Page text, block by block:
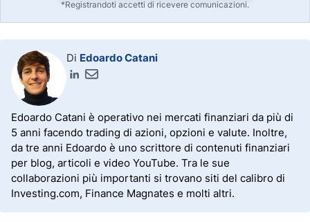
*Registrandoti accetti di ricevere comunicazioni.
Di Edoardo Catani
Edoardo Catani è operativo nei mercati finanziari da più di
5 anni facendo trading di azioni, opzioni e valute. Inoltre,
da tre anni Edoardo è uno scrittore di contenuti finanziari
per blog, articoli e video YouTube. Tra le sue
collaborazioni più importanti si trovano siti del calibro di
Investing.com, Finance Magnates e molti altri.